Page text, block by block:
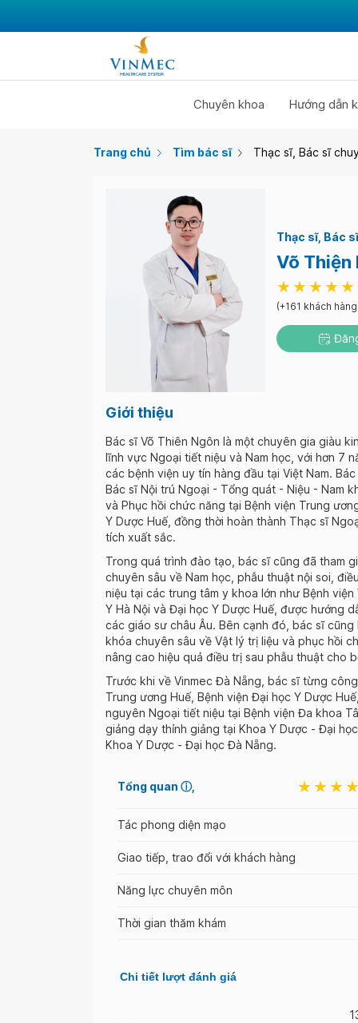
Chuyên khoa Hướng dẫn
Trang chủ Tìm bác sĩ Thạc sĩ, Bác sĩ
Thạc sĩ Bác
Võ Thiện
(+161 khách
Giới thiệu
Bác sĩ Võ Thiên Ngôn là một chuyên gia giàu
lĩnh vực Ngoại tiết niệu và Nam học, với hơn 7
các bệnh viện uy tín hàng đầu tại Việt Nam.
Bác sĩ Nội trú Ngoại - Tổng quát - Niệu - Nam
và Phục hồi chức năng tại Bệnh viện Trung
Y Dược Huế, đồng thời hoàn thành Thạc sĩ
tích xuất sắc.
Trong quá trình đào tạo, bác sĩ cũng đã tham
chuyên sâu về Nam học, phẫu thuật nội soi,
niệu tại các trung tâm y khoa lớn như Bệnh
Y Hà Nội và Đại học Y Dược Huế, được hướng
các giáo sư châu Âu. Bên cạnh đó, bác sĩ cũng
khóa chuyên sâu về Vật lý trị liệu và phục hồi
nâng cao hiệu quả điều trị sau phẫu thuật cho
Trước khi về Vinmec Đà Nẵng, bác sĩ từng
Trung ương Huế, Bệnh viện Đại học Y Dược
nguyên Ngoại tiết niệu tại Bệnh viện Đa khoa
giảng dạy thỉnh giảng tại Khoa Y Dược - Đại
Khoa Y Dược - Đại học Đà Nẵng.
Tổng quan ⓘ
Tác phong diện mạo
Giao tiếp, trao đổi với khách hàng
Năng lực chuyên môn
Thời gian thăm khám
Chi tiết lượt đánh giá